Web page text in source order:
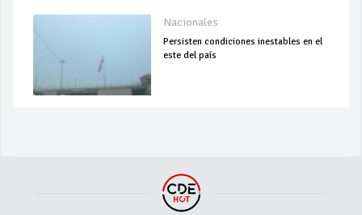
Nacionales
Persisten condiciones inestables en el
este del país